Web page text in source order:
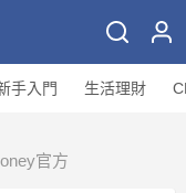
手入門 生活理財
官方